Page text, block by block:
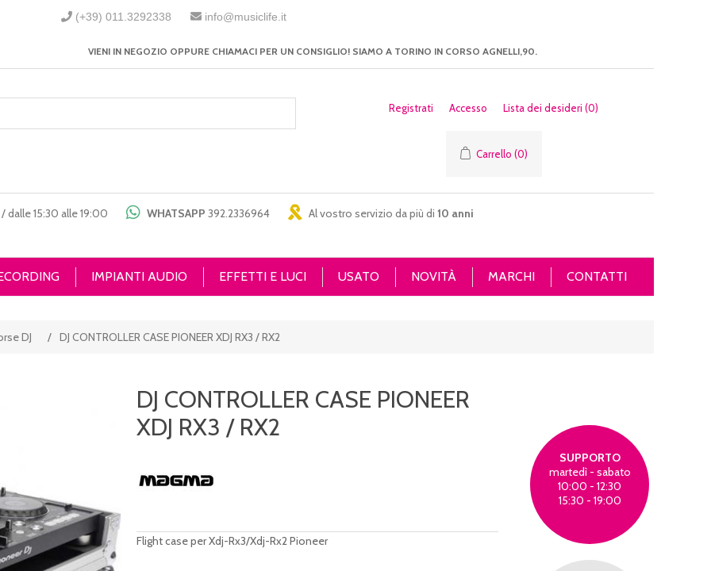
(+39) 011.3292338 info@musiclife.it
VIENI IN NEGOZIO OPPURE CHIAMACI PER UN CONSIGLIO! SIAMO A TORINO IN CORSO AGNELLI,90.
Registrati Accesso Lista dei desideri (0)
Carrello (0)
dalle 15:30 alle 19:00 WHATSAPP 392.2336964 Al vostro servizio da più di 10 anni
IMPIANTI AUDIO EFFETTI E LUCI USATO NOVITÀ MARCHI CONTATTI
DJ / DJ CONTROLLER CASE PIONEER XDJ RX3 / RX2
DJ CONTROLLER CASE PIONEER
XDJ RX3 / RX2
Flight case per Xdj-Rx3/Xdj-Rx2 Pioneer
SUPPORTO
martedì - sabato
10:00 - 12:30
15:30 - 19:00